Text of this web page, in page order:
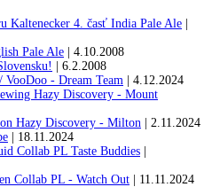
Kaltenecker 4. časť India Pale Ale
Pale Ale
4.10.2008
6.2.2008
VooDoo - Dream Team
4.12.2024
Hazy Discovery - Mount
Hazy Discovery - Milton
2.11.2024
18.11.2024
Collab PL Taste Buddies
Collab PL - Watch Out
11.11.2024